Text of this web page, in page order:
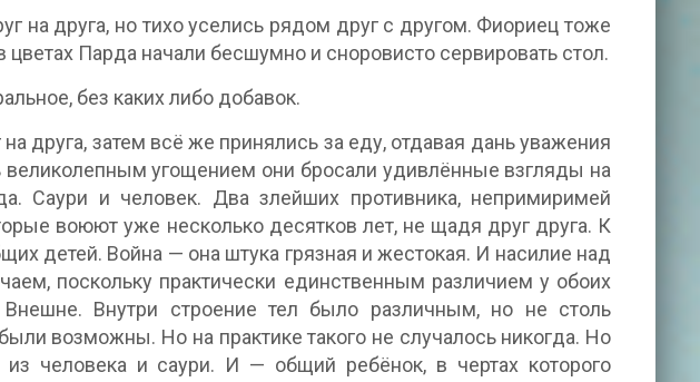
на друга, но тихо уселись рядом друг с другом. Фиориец тоже
Парда начали бесшумно и сноровисто сервировать стол.
без каких либо добавок.
друга, затем всё же принялись за еду, отдавая дань уважения
угощением они бросали удивлённые взгляды на
Саури и человек. Два злейших противника, непримиримей
воюют уже несколько десятков лет, не щадя друг друга. К
детей. Война — она штука грязная и жестокая. И насилие над
поскольку практически единственным различием у обоих
Внутри строение тел было различным, но не столь
возможны. Но на практике такого не случалось никогда. Но
человека и саури. И — общий ребёнок, в чертах которого